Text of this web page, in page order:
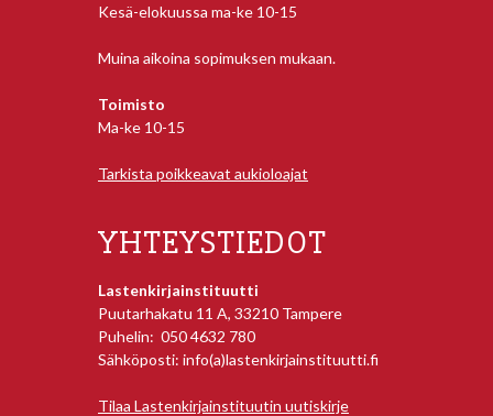
Kesä-elokuussa ma-ke 10-15
Muina aikoina sopimuksen mukaan.
Toimisto
Ma-ke 10-15
Tarkista poikkeavat aukioloajat
YHTEYSTIEDOT
Lastenkirjainstituutti
Puutarhakatu 11 A, 33210 Tampere
Puhelin: 050 4632 780
Sähköposti: info(a)lastenkirjainstituutti.fi
Tilaa Lastenkirjainstituutin uutiskirje